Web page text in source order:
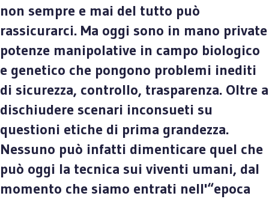
non sempre e mai del tutto può
rassicurarci. Ma oggi sono in mano private
potenze manipolative in campo biologico
e genetico che pongono problemi inediti
di sicurezza, controllo, trasparenza. Oltre a
dischiudere scenari inconsueti su
questioni etiche di prima grandezza.
Nessuno può infatti dimenticare quel che
può oggi la tecnica sui viventi umani, dal
momento che siamo entrati nell'“epoca